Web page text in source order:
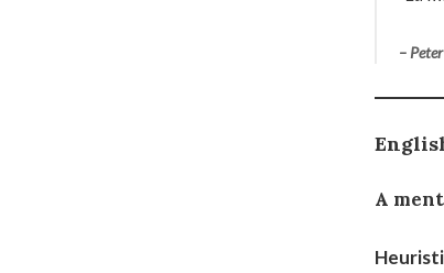
–
A